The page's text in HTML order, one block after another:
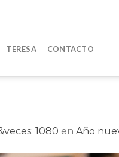
TERESA CONTACTO
1080 en Año